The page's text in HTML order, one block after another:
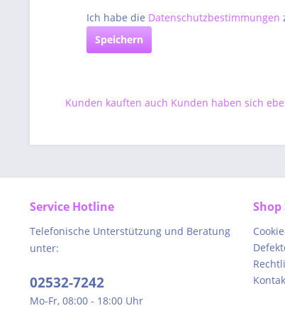
Ich habe die Datenschutzbestimmungen
Speichern
Kunden kauften auch Kunden haben sich
Service Hotline
Telefonische Unterstützung und Beratung
unter:
02532-7242
Mo-Fr, 08:00 - 18:00 Uhr
Shop